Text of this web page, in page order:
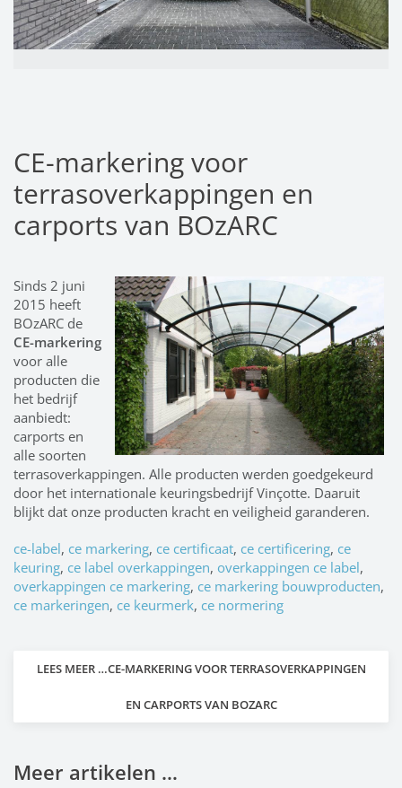
AFLOPENDE CARPORT MET DOORZICHTIG
DAK
CE-markering voor
terrasoverkappingen en
carports van BOzARC
Sinds 2 juni
2015 heeft
BOzARC de
CE-markering
voor alle
producten die
het bedrijf
aanbiedt:
carports en
alle soorten
terrasoverkappingen. Alle producten werden goedgekeurd
door het internationale keuringsbedrijf Vinçotte. Daaruit
blijkt dat onze producten kracht en veiligheid garanderen.
ce-label, ce markering, ce certificaat, ce certificering, ce
keuring, ce label overkappingen, overkappingen ce label,
overkappingen ce markering, ce markering bouwproducten,
ce markeringen, ce keurmerk, ce normering
LEES MEER …CE-MARKERING VOOR TERRASOVERKAPPINGEN
EN CARPORTS VAN BOZARC
Meer artikelen …